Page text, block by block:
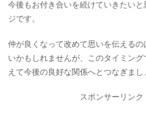
今後もお付き合いを続けていきたい
ジです。
仲が良くなって改めて思いを伝えるの
いかもしれませんが、このタイミン
えて今後の良好な関係へとつなぎまし
スポンサーリンク